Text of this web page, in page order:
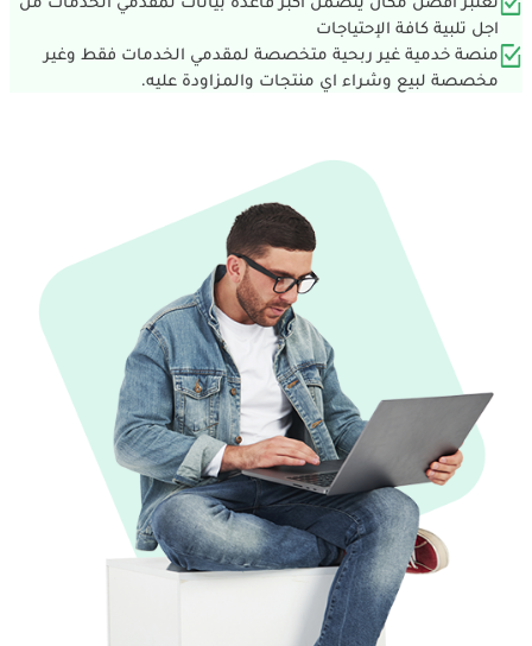
اجل تلبية كافة الإحتياجات
منصة خدمية غير ربحية متخصصة لمقدمي الخدمات فقط وغير
مخصصة لبيع وشراء اي منتجات والمزاودة عليه.